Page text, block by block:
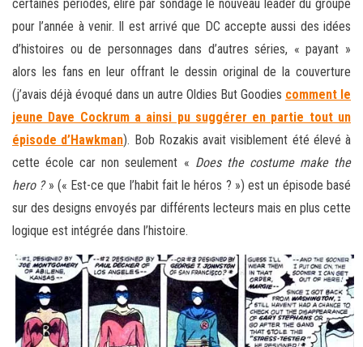
certaines périodes, élire par sondage le nouveau leader du groupe
pour l’année à venir. Il est arrivé que DC accepte aussi des idées
d’histoires ou de personnages dans d’autres séries, « payant »
alors les fans en leur offrant le dessin original de la couverture
(j’avais déjà évoqué dans un autre Oldies But Goodies comment le
jeune Dave Cockrum a ainsi pu suggérer en partie tout un
épisode d’Hawkman). Bob Rozakis avait visiblement été élevé à
cette école car non seulement « Does the costume make the
hero ?» (« Est-ce que l’habit fait le héros ? ») est un épisode basé
sur des designs envoyés par différents lecteurs mais en plus cette
logique est intégrée dans l’histoire.